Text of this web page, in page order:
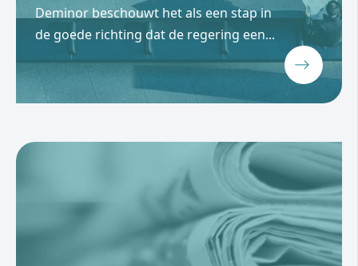
Deminor beschouwt het als een stap in
de goede richting dat de regering een...